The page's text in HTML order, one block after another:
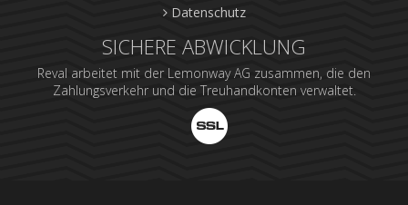
Datenschutz
SICHERE ABWICKLUNG
Reval arbeitet mit der Lemonway AG zusammen, die den
Zahlungsverkehr und die Treuhandkonten verwaltet.